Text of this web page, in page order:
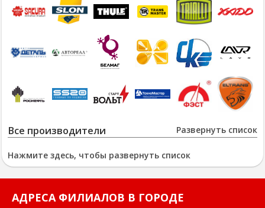
Развернуть список
Все производители
Нажмите здесь, чтобы развернуть список
АДРЕСА ФИЛИАЛОВ В ГОРОДЕ